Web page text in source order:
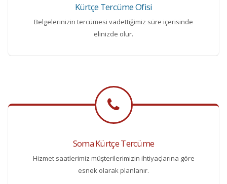
Kürtçe Tercüme Ofisi
Belgelerinizin tercümesi vadettiğimiz süre içerisinde
elinizde olur.
Soma Kürtçe Tercüme
Hizmet saatlerimiz müşterilerimizin ihtiyaçlarına göre
esnek olarak planlanır.